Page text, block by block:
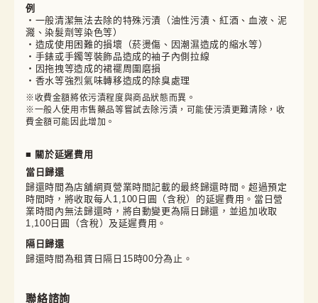
例
・一般清潔無法去除的特殊污漬（油性污漬、紅酒、血液、泥
濺、染髮劑等染色等）
・造成使用困難的損壞（菸燙傷、因潮濕造成的縮水等）
・手錶或手鐲等裝飾品造成的袖子內側拉線
・因拖拽等造成的裙襬周圍磨損
・香水等強烈氣味轉移造成的除臭處理
※收費金額將依污漬程度與商品狀態而異。
※一般人使用市售藥品等嘗試去除污漬，可能使污漬更難清除，收
費金額可能因此增加。
■ 關於延遲費用
當日歸還
歸還時間為店舖網頁營業時間記載的最終歸還時間。超過預定
時間時，將收取每人1,100日圓（含稅）的延遲費用。當日營
業時間內無法歸還時，將自動變更為隔日歸還，並追加收取
1,100日圓（含稅）及延遲費用。
隔日歸還
歸還時間為租賃日隔日15時00分為止。
聯絡諮詢